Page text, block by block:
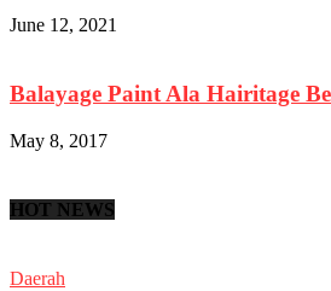
June 12, 2021
Balayage Paint Ala Hairitage
May 8, 2017
HOT NEWS
Daerah